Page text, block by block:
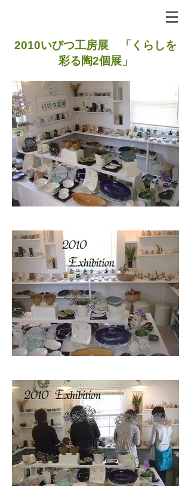
2010いびつ工房展 「くらしを
彩る陶2個展」